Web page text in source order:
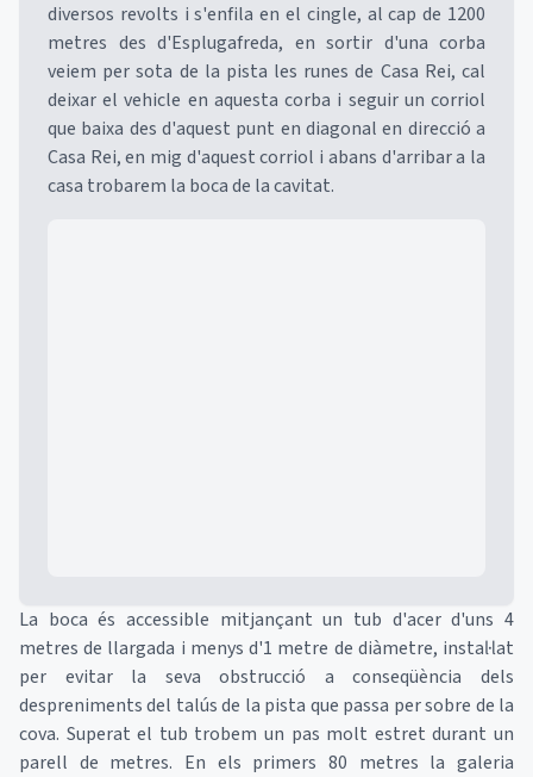
diversos revolts i s'enfila en el cingle, al cap de 1200
metres des d'Esplugafreda, en sortir d'una corba
veiem per sota de la pista les runes de Casa Rei, cal
deixar el vehicle en aquesta corba i seguir un corriol
que baixa des d'aquest punt en diagonal en direcció a
Casa Rei, en mig d'aquest corriol i abans d'arribar a la
casa trobarem la boca de la cavitat.
La boca és accessible mitjançant un tub d'acer d'uns 4
metres de llargada i menys d'1 metre de diàmetre, instal·lat
per evitar la seva obstrucció a conseqüència dels
despreniments del talús de la pista que passa per sobre de la
cova. Superat el tub trobem un pas molt estret durant un
parell de metres. En els primers 80 metres la galeria